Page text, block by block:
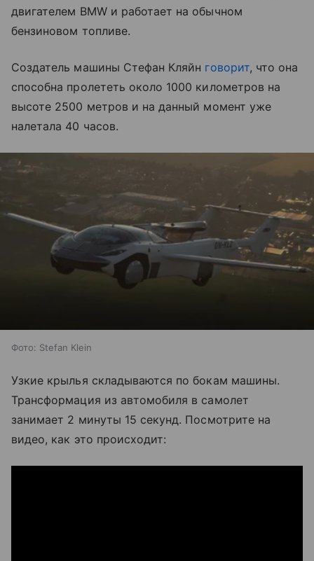
двигателем BMW и работает на обычном
бензиновом топливе.
Создатель машины Стефан Кляйн говорит, что она
способна пролететь около 1000 километров на
высоте 2500 метров и на данный момент уже
налетала 40 часов.
Фото: Stefan Klein
Узкие крылья складываются по бокам машины.
Трансформация из автомобиля в самолет
занимает 2 минуты 15 секунд. Посмотрите на
видео, как это происходит: